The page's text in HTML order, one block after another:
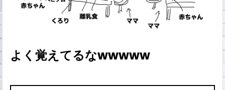
よく覚えてるなwwwww